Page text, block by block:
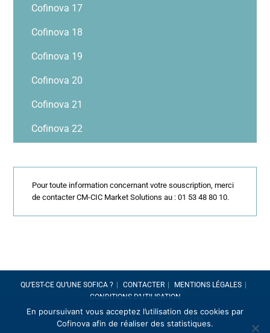
Cofinova 17
Cofinova 18
Cofinova 19
Cofinova 20
Cofinova 21
Cofinova 22
Pour toute information concernant votre souscription, merci
de contacter CM-CIC Market Solutions au : 01 53 48 80 10.
QU’EST-CE QU’UNE SOFICA ? CONTACTER
MENTIONS LÉGALES
CONDITIONS D’UTILISATION
© SOFICA COFINOVA. Tous droits réservés
En poursuivant vous acceptez l’utilisation des cookies par
Cofinova afin de réaliser des statistiques.